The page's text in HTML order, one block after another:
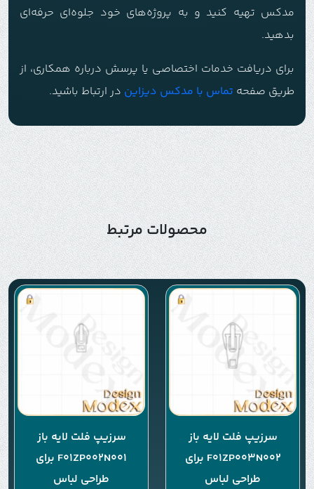
مدکس تهیه کنید و به پروژه‌های خود جلوه‌ای حرفه‌ای
بدهید.
برای دریافت خدمات اختصاصی یا پرسش درباره همکاری، از
طریق صفحه تماس با مدکس دیزاین در ارتباط باشید.
محصولات مرتبط
سرزیپ فلت لایه باز
F01ZP003N002 برای
طراحی لباس
سرزیپ فلت لایه باز
F01ZP002N001 برای
طراحی لباس